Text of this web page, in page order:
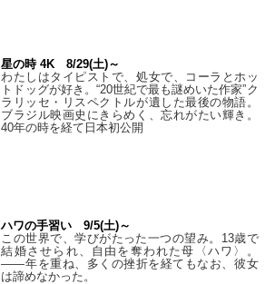
星の時 4K 8/29(土)～
わたしはタイピストで、処⼥で、コーラとホッ
トドッグが好き。“20世紀で最も謎めいた作家”ク
ラリッセ・リスペクトルが遺した最後の物語。
ブラジル映画史にきらめく、忘れがたい輝き。
40年の時を経て⽇本初公開
ハワの手習い 9/5(土)～
この世界で、学びがたった一つの望み。13歳で
結婚させられ、自由を奪われた母〈ハワ〉。
——年を重ね、多くの挫折を経てもなお、彼女
は諦めなかった。